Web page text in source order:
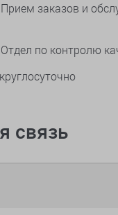
заказов и
по контролю
связь